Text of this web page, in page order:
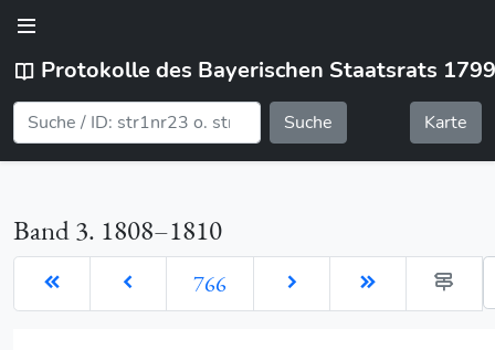
Protokolle des Bayerischen Staatsrats
Suche Karte
Band 3. 1808–1810
766